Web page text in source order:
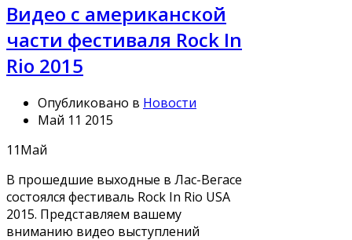
Видео с американской
части фестиваля Rock In
Rio 2015
Опубликовано в Новости
Май 11 2015
11Май
В прошедшие выходные в Лас-Вегасе
состоялся фестиваль Rock In Rio USA
2015. Представляем вашему
вниманию видео выступлений